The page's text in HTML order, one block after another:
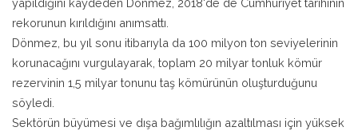
yapıldığını kaydeden Dönmez, 2018'de de Cumhuriyet tarihinin
rekorunun kırıldığını anımsattı.
Dönmez, bu yıl sonu itibarıyla da 100 milyon ton seviyelerinin
korunacağını vurgulayarak, toplam 20 milyar tonluk kömür
rezervinin 1,5 milyar tonunu taş kömürünün oluşturduğunu
söyledi.
Sektörün büyümesi ve dışa bağımlılığın azaltılması için yüksek